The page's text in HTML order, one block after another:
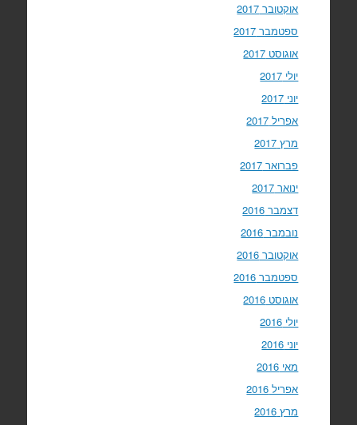
אוקטובר 2017
ספטמבר 2017
אוגוסט 2017
יולי 2017
יוני 2017
אפריל 2017
מרץ 2017
פברואר 2017
ינואר 2017
דצמבר 2016
נובמבר 2016
אוקטובר 2016
ספטמבר 2016
אוגוסט 2016
יולי 2016
יוני 2016
מאי 2016
אפריל 2016
מרץ 2016